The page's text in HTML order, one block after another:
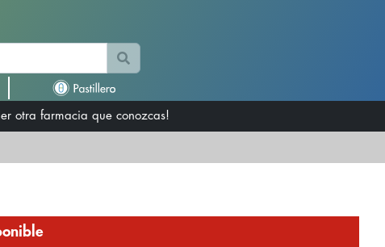
otra farmacia que conozcas!